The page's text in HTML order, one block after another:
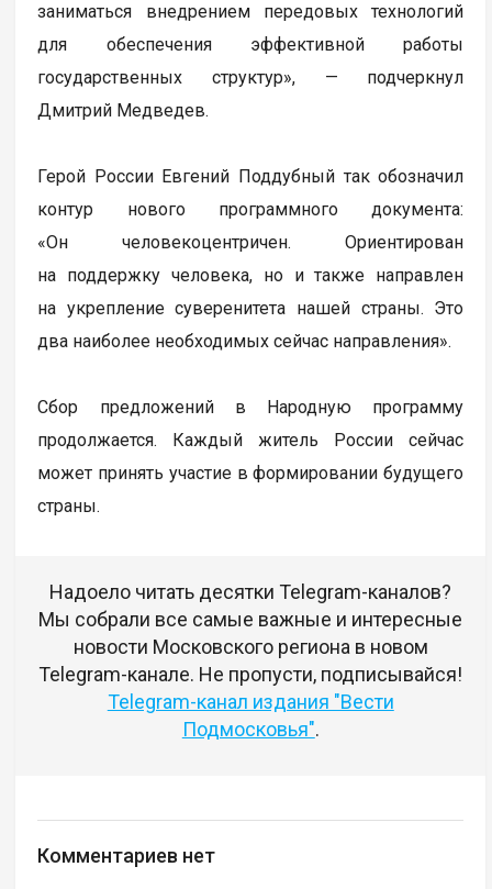
заниматься внедрением передовых технологий
для обеспечения эффективной работы
государственных структур», — подчеркнул
Дмитрий Медведев.
Герой России Евгений Поддубный так обозначил
контур нового программного документа:
«Он человекоцентричен. Ориентирован
на поддержку человека, но и также направлен
на укрепление суверенитета нашей страны. Это
два наиболее необходимых сейчас направления».
Сбор предложений в Народную программу
продолжается. Каждый житель России сейчас
может принять участие в формировании будущего
страны.
Надоело читать десятки Telegram-каналов?
Мы собрали все самые важные и интересные
новости Московского региона в новом
Telegram-канале. Не пропусти, подписывайся!
Telegram-канал издания "Вести
Подмосковья".
Комментариев нет